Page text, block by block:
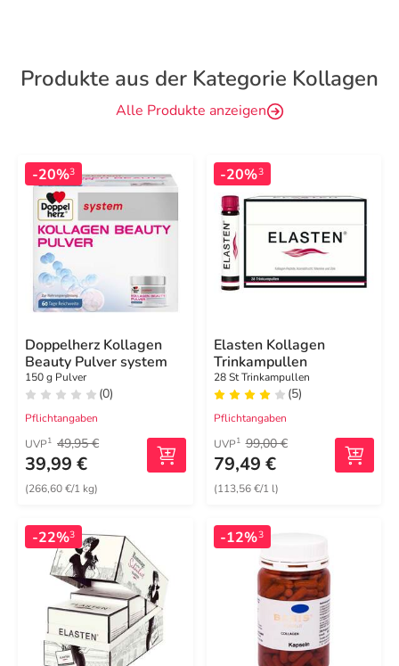
Produkte aus der Kategorie Kollagen
Alle Produkte anzeigen
-20%3
Doppelherz Kollagen
Beauty Pulver system
150 g Pulver
(0)
Pflichtangaben
UVP1 49,95 €
39,99 €
(266,60 €/1 kg)
-20%3
Elasten Kollagen
Trinkampullen
28 St Trinkampullen
(5)
Pflichtangaben
UVP1 99,00 €
79,49 €
(113,56 €/1 l)
-22%3 -12%3